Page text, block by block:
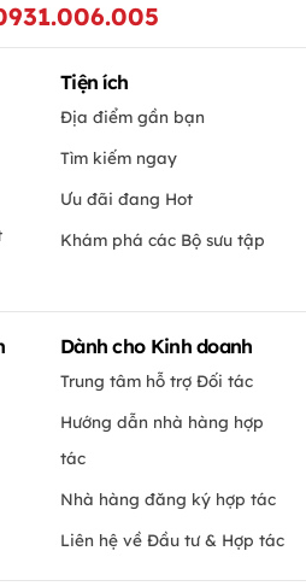
Tiện ích
Địa điểm gần bạn
Tìm kiếm ngay
Ưu đãi đang Hot
Khám phá các Bộ sưu tập
Dành cho Kinh doanh
Trung tâm hỗ trợ Đối tác
Hướng dẫn nhà hàng hợp
tác
Nhà hàng đăng ký hợp tác
Liên hệ về Đầu tư & Hợp tác